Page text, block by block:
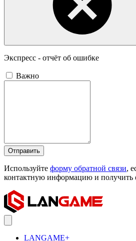
Экспресс - отчёт об ошибке
Важно
Отправить
Используйте форму обратной связи,
контактную информацию и получить
LANGAME+